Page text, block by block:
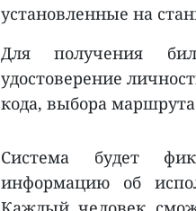
установленные на
Для получения
удостоверение
кода, выбора
Система будет
информацию об